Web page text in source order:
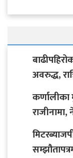
अवरुद्ध,
कर्णालीका